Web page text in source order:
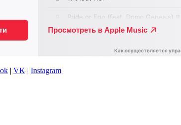
| VK | Instagram